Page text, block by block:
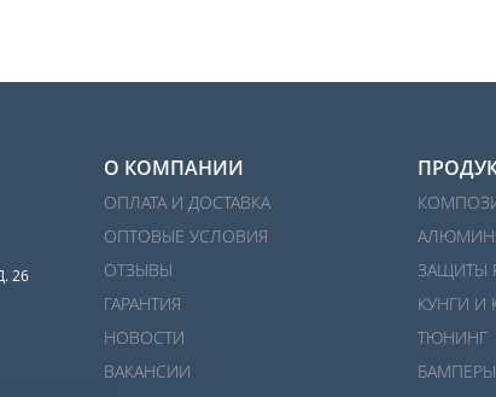
26
О КОМПАНИИ
ОПЛАТА И ДОСТАВКА
ОПТОВЫЕ УСЛОВИЯ
ОТЗЫВЫ
ГАРАНТИЯ
НОВОСТИ
ВАКАНСИИ
ЗАЩИТЫ
КУНГИ И
ТЮНИНГ
БАМПЕРЫ